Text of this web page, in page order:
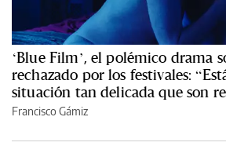
‘Blue Film’, el polémico drama
rechazado por los festivales:
situación tan delicada que son
Francisco Gámiz